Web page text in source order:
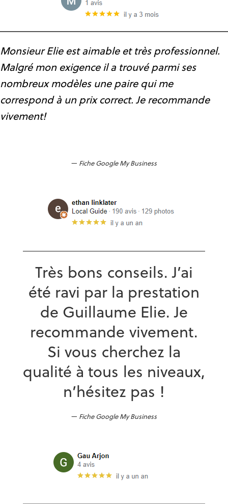
Monsieur Elie est aimable et très professionnel.
Malgré mon exigence il a trouvé parmi ses
nombreux modèles une paire qui me
correspond à un prix correct. Je recommande
vivement!
Fiche Google My Business
Très bons conseils. J’ai
été ravi par la prestation
de Guillaume Elie. Je
recommande vivement.
Si vous cherchez la
qualité à tous les niveaux,
n’hésitez pas !
Fiche Google My Business